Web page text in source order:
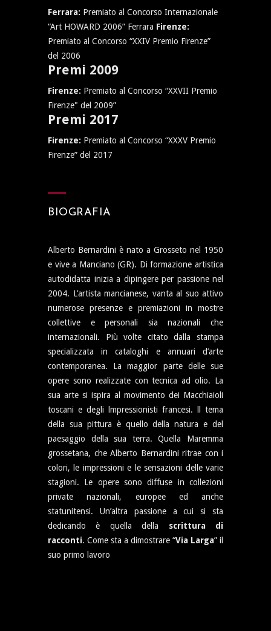
Ferrara: Premiato al Concorso Internazionale
“Art HOWARD 2006” Ferrara Firenze:
Premiato al Concorso “XXIV Premio Firenze”
del 2006
Premi 2009
Firenze: Premiato al Concorso “XXVII Premio
Firenze" del 2009”
Premi 2017
Firenze: Premiato al Concorso “XXXV Premio
Firenze” del 2017
BIOGRAFIA
Alberto Bernardini è nato a Grosseto nel 1950
e vive a Manciano (GR). Di formazione artistica
autodidatta inizia a dipingere per passione nel
2004. L’artista mancianese, vanta al suo attivo
numerose presenze e premiazioni in mostre
collettive e personali sia nazionali che
internazionali. Più volte citato dalla stampa
specializzata in cataloghi e annuari d’arte
contemporanea. La maggior parte delle sue
opere sono realizzate con tecnica ad olio. La
sua arte si ispira al movimento dei Macchiaioli
toscani e degli lmpressionisti francesi. ll tema
della sua pittura è quello della natura e del
paesaggio della sua terra. Quella Maremma
grossetana, che Alberto Bernardini ritrae con i
colori, le impressioni e le sensazioni delle varie
stagioni. Le opere sono diffuse in collezioni
private nazionali, europee ed anche
statunitensi. Un’altra passione a cui si sta
dedicando è quella della scrittura di
racconti. Come sta a dimostrare “Via Larga” il
suo primo lavoro